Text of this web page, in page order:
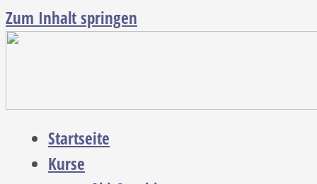
Zum Inhalt springen
Startseite
Kurse